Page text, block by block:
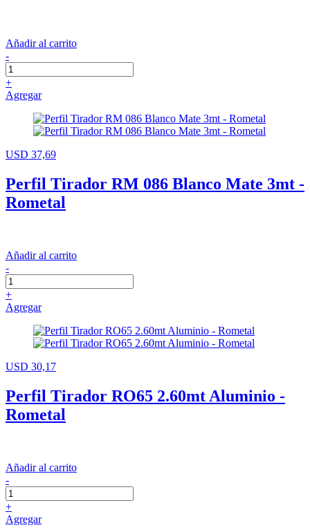
Añadir al carrito
-
+
Agregar
USD 37,69
Perfil Tirador RM 086 Blanco Mate 3mt -
Rometal
Añadir al carrito
-
+
Agregar
USD 30,17
Perfil Tirador RO65 2.60mt Aluminio -
Rometal
Añadir al carrito
-
+
Agregar